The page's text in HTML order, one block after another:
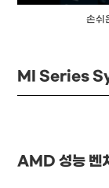
손쉬
MI Series
AMD 성능 벤